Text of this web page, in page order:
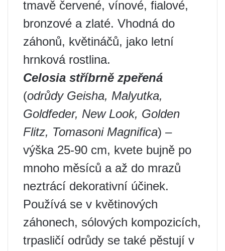
tmavě červené, vínové, fialové,
bronzové a zlaté. Vhodná do
záhonů, květináčů, jako letní
hrnková rostlina.
Celosia stříbrně zpeřená
(odrůdy Geisha, Malyutka,
Goldfeder, New Look, Golden
Flitz, Tomasoni Magnifica) –
výška 25-90 cm, kvete bujně po
mnoho měsíců a až do mrazů
neztrácí dekorativní účinek.
Používá se v květinových
záhonech, sólových kompozicích,
trpasličí odrůdy se také pěstují v